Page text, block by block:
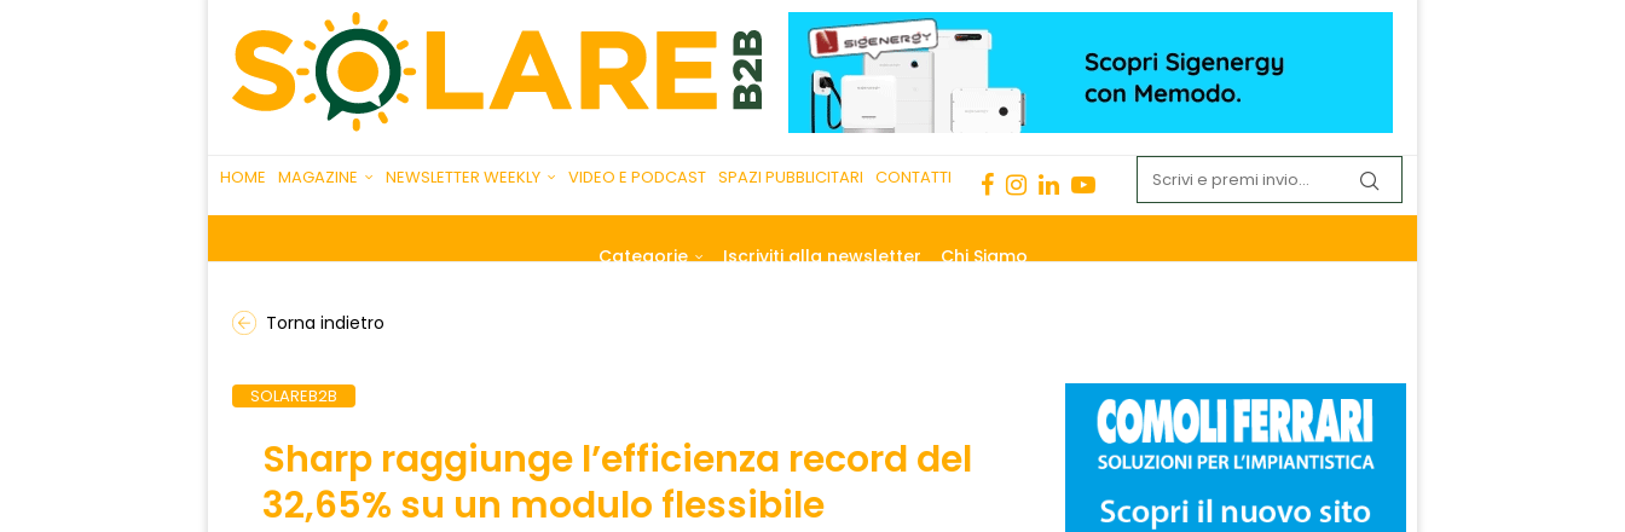
HOME MAGAZINE NEWSLETTER WEEKLY VIDEO E PODCAST SPAZI PUBBLICITARI CONTATTI
Categorie Iscriviti alla newsletter Chi Siamo
Torna indietro
SOLAREB2B
Sharp raggiunge l’efficienza record del
32,65% su un modulo flessibile